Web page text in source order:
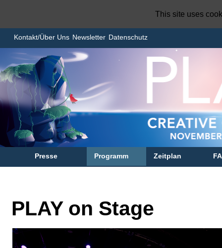
Kontakt/Über Uns Newsletter Datenschutz
Presse Programm Zeitplan
PLAY on Stage
This site uses